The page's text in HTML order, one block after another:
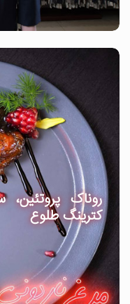
روناک پروتئین،
کترینگ طلوع